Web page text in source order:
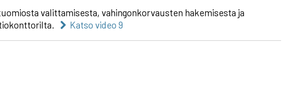
valittamisesta, vahingonkorvausten hakemisesta ja
Katso video 9